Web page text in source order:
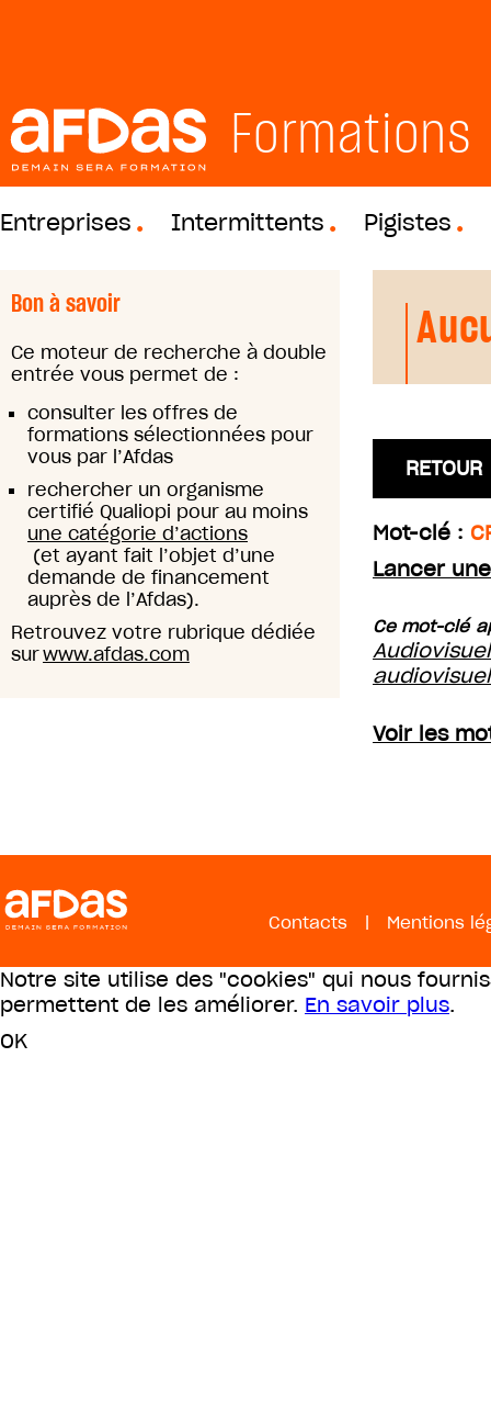
Formations
Entreprises Intermittents Pigistes
Bon à savoir
Ce moteur de recherche à double
entrée vous permet de :
consulter les offres de
formations sélectionnées pour
vous par l’Afdas
rechercher un organisme
certifié Qualiopi pour au moins
une catégorie d’actions
(et ayant fait l’objet d’une
demande de financement
auprès de l’Afdas).
Retrouvez votre rubrique dédiée
surwww.afdas.com
RETOUR
Mot-clé :
Lancer
Ce mot-clé
Voir les
Contacts | Mentions
Notre site utilise des "cookies" qui nous
permettent de les améliorer. En savoir plus.
OK